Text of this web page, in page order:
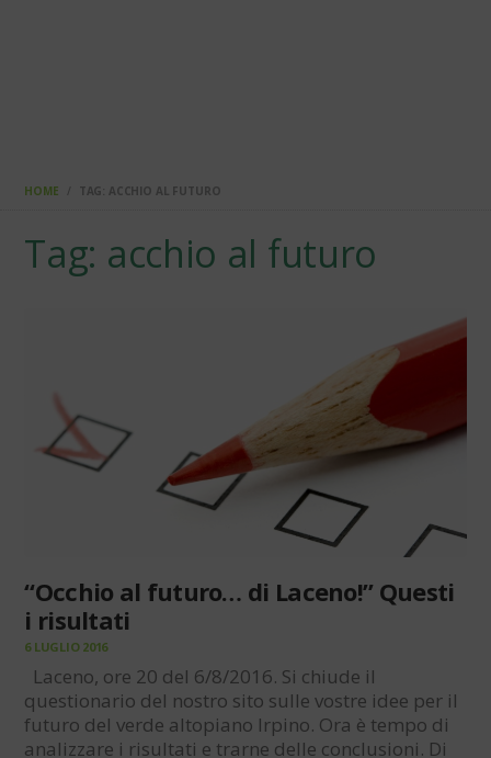
HOME TAG: ACCHIO AL FUTURO
Tag: acchio al futuro
“Occhio al futuro… di Laceno!” Questi
i risultati
6 LUGLIO 2016
Laceno, ore 20 del 6/8/2016. Si chiude il
questionario del nostro sito sulle vostre idee per il
futuro del verde altopiano Irpino. Ora è tempo di
analizzare i risultati e trarne delle conclusioni. Di